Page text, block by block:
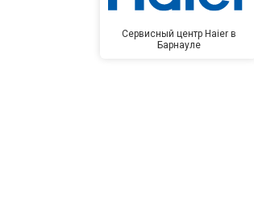
Сервисный центр Haier в
Барнауле